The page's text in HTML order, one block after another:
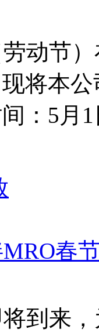
动节
将本
：5月
春
到来